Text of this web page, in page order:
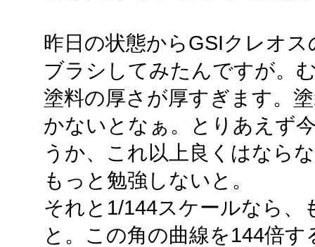
昨日の状態からGSIクレオ
ブラシしてみたんですが。
塗料の厚さが厚すぎます。
かないとなぁ。とりあえず
うか、これ以上良くはなら
もっと勉強しないと。
それと1/144スケールなら
と。この角の曲線を144倍